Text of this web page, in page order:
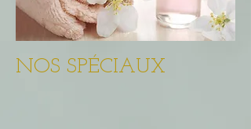
NOS SPÉCIAUX